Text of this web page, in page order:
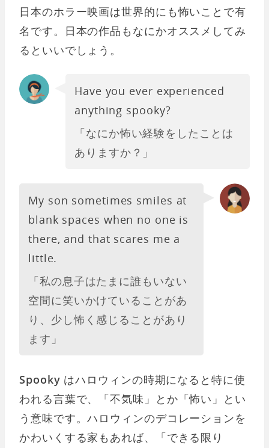
日本のホラー映画は世界的にも怖いことで有
名です。日本の作品もなにかオススメしてみ
るといいでしょう。
Have you ever experienced
anything spooky?
「なにか怖い経験をしたことは
ありますか？」
My son sometimes smiles at
blank spaces when no one is
there, and that scares me a
little.
「私の息子はたまに誰もいない
空間に笑いかけていることがあ
り、少し怖く感じることがあり
ます」
Spooky はハロウィンの時期になると特に使
われる言葉で、「不気味」とか「怖い」とい
う意味です。ハロウィンのデコレーションを
かわいくする家もあれば、「できる限り